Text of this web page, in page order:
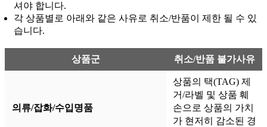
셔야 합니다.
각 상품별로 아래와 같은 사유로 취소/반품이 제한 될 수 있
습니다.
상품군 취소/반품 불가사유
의류/잡화/수입명품
상품의 택(TAG) 제
거/라벨 및 상품 훼
손으로 상품의 가치
가 현저히 감소된 경